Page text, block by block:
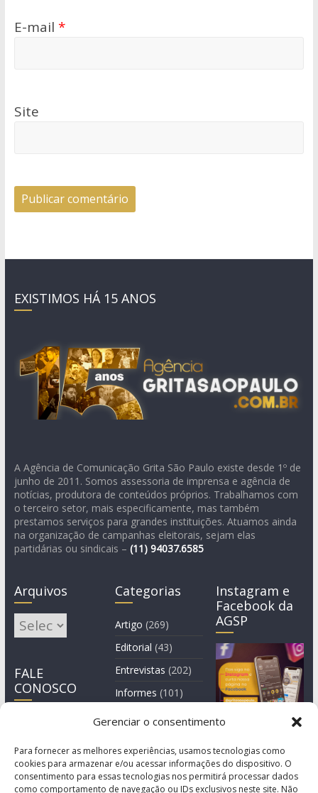
Gerenciar o consentimento
Para fornecer as melhores experiências, usamos tecnologias como
cookies para armazenar e/ou acessar informações do dispositivo. O
consentimento para essas tecnologias nos permitirá processar dados
como comportamento de navegação ou IDs exclusivos neste site. Não
E-mail *
Site
EXISTIMOS HÁ 15 ANOS
A Agência de Comunicação Grita São Paulo existe desde 1º de
junho de 2011. Somos assessoria de imprensa e agência de
notícias, produtora de conteúdos próprios. Trabalhamos com
o terceiro setor, mais especificamente, mas também
prestamos serviços para grandes instituições. Atuamos ainda
na organização de campanhas eleitorais, sejam elas
partidárias ou sindicais – (11) 94037.6585
Arquivos
Arquivos
FALE
CONOSCO
Categorias
Artigo (269)
Editorial (43)
Entrevistas (202)
Informes (101)
Manchete
Instagram e
Facebook da
AGSP